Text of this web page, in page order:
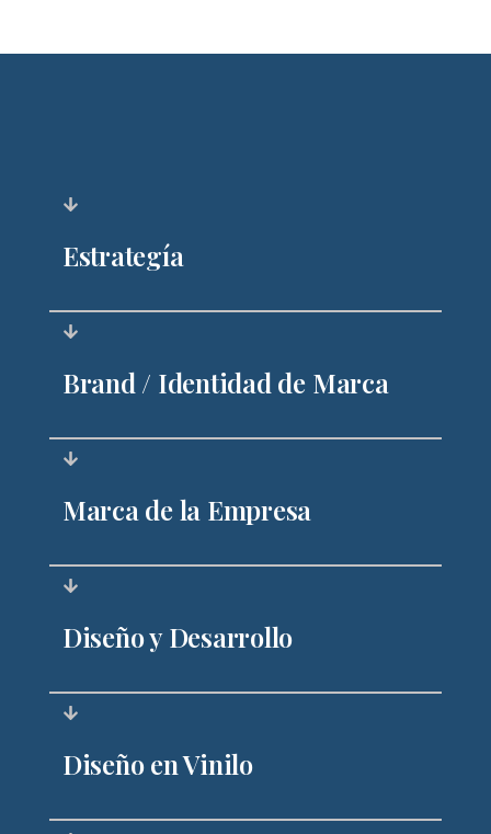
Estrategía
Brand / Identidad de Marca
Marca de la Empresa
Diseño y Desarrollo
Diseño en Vinilo